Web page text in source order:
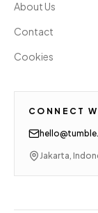
About Us
Contact
Cookies
CONNECT
Jakarta,